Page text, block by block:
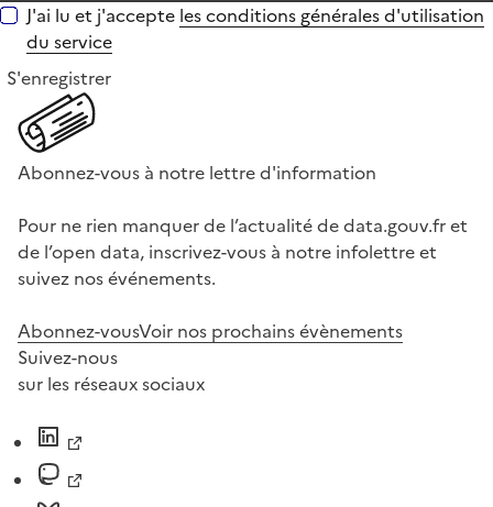
J'ai lu et j'accepte les conditions générales d'utilisation
du service
S'enregistrer
Abonnez-vous à notre lettre d'information
Pour ne rien manquer de l’actualité de data.gouv.fr et
de l’open data, inscrivez-vous à notre infolettre et
suivez nos événements.
Abonnez-vousVoir nos prochains évènements
Suivez-nous
sur les réseaux sociaux